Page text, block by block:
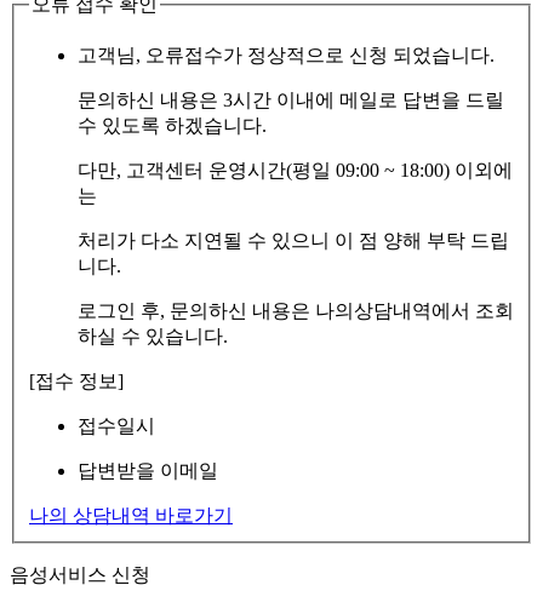
고객님, 오류접수가 정상적으로 신청 되었습니다.
문의하신 내용은 3시간 이내에 메일로 답변을 드릴
수 있도록 하겠습니다.
다만, 고객센터 운영시간(평일 09:00 ~ 18:00) 이외에
는
처리가 다소 지연될 수 있으니 이 점 양해 부탁 드립
니다.
로그인 후, 문의하신 내용은 나의상담내역에서 조회
하실 수 있습니다.
[접수 정보]
접수일시
답변받을 이메일
나의 상담내역 바로가기
음성서비스 신청